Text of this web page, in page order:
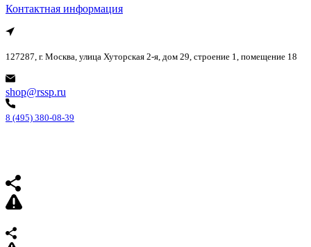
Контактная информация
127287, г. Москва, улица Хуторская 2-я, дом 29, строение 1, помещение 18
shop@rssp.ru
8 (495) 380-08-39